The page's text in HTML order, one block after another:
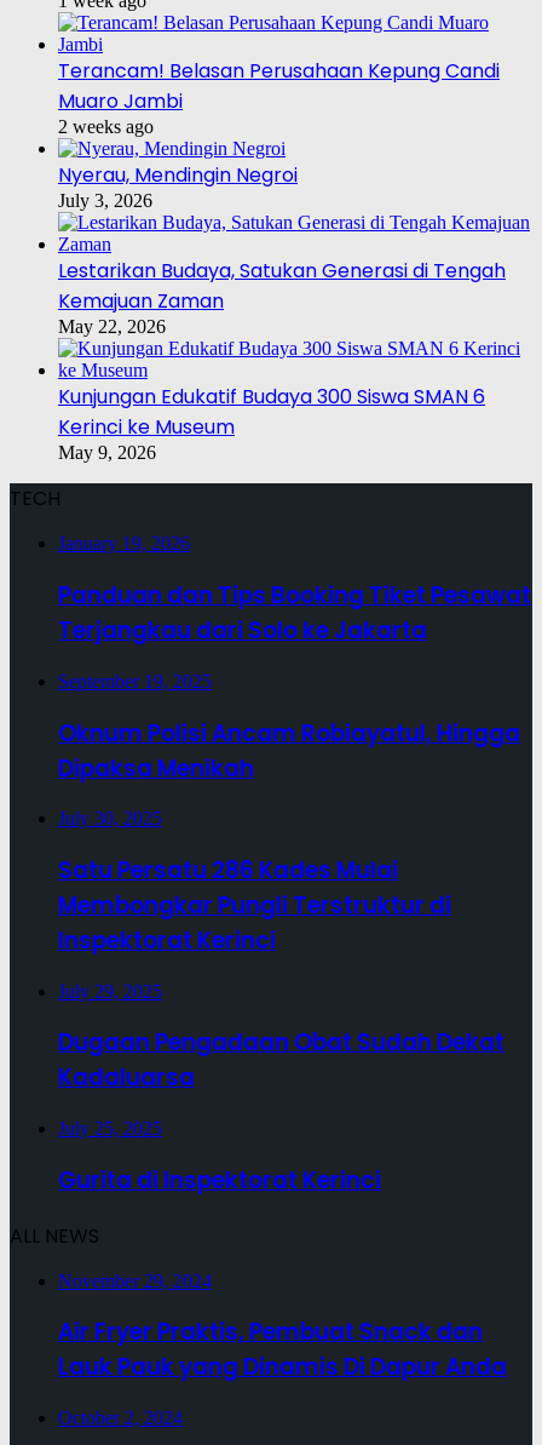
Terancam! Belasan Perusahaan Kepung Candi
Muaro Jambi
2 weeks ago
Nyerau, Mendingin Negroi
July 3, 2026
Lestarikan Budaya, Satukan Generasi di Tengah
Kemajuan Zaman
May 22, 2026
Kunjungan Edukatif Budaya 300 Siswa SMAN 6
Kerinci ke Museum
May 9, 2026
TECH
January 19, 2026
Panduan dan Tips Booking Tiket Pesawat
Terjangkau dari Solo ke Jakarta
September 19, 2025
Oknum Polisi Ancam Robiayatul, Hingga
Dipaksa Menikah
July 30, 2025
Satu Persatu 286 Kades Mulai
Membongkar Pungli Terstruktur di
Inspektorat Kerinci
July 29, 2025
Dugaan Pengadaan Obat Sudah Dekat
Kadaluarsa
July 25, 2025
Gurita di Inspektorat Kerinci
ALL NEWS
November 29, 2024
Air Fryer Praktis, Pembuat Snack dan
Lauk Pauk yang Dinamis Di Dapur Anda
October 2, 2024